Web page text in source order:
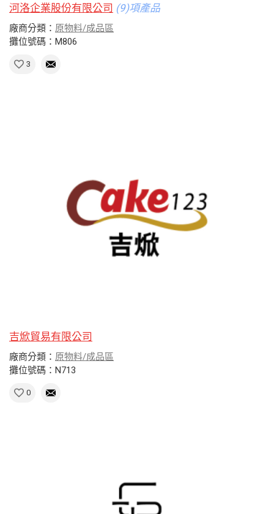
河洛企業股份有限公司 (9)項產品
廠商分類： 原物料/成品區
攤位號碼：M806
3
吉焮貿易有限公司
廠商分類： 原物料/成品區
攤位號碼：N713
0